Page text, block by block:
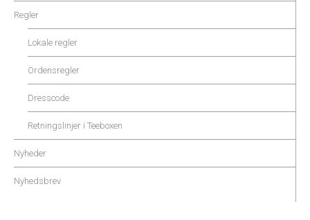
Regler
Lokale regler
Ordensregler
Dresscode
Retningslinjer i Teeboxen
Nyheder
Nyhedsbrev